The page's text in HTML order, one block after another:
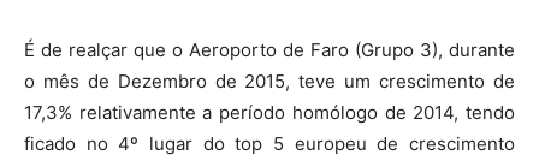
É de realçar que o Aeroporto de Faro (Grupo 3), durante
o mês de Dezembro de 2015, teve um crescimento de
17,3% relativamente a período homólogo de 2014, tendo
ficado no 4º lugar do top 5 europeu de crescimento